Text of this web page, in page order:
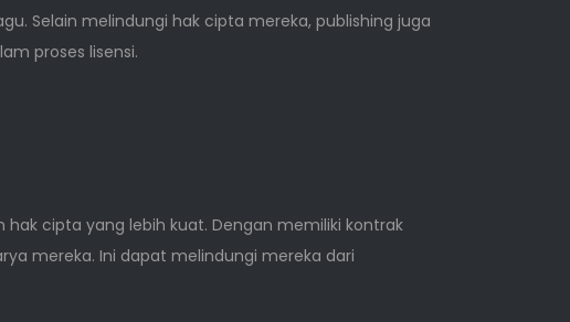
Selain melindungi hak cipta mereka, publishing juga
proses lisensi.
cipta yang lebih kuat. Dengan memiliki kontrak
mereka. Ini dapat melindungi mereka dari